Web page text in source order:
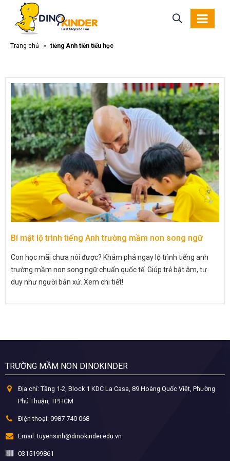
Trang chủ » tiếng Anh tiền tiểu học
Bí mật lộ trình tiếng Anh trường mầm non song ngữ
Con học mãi chưa nói được? Khám phá ngay lộ trình tiếng anh
trường mầm non song ngữ chuẩn quốc tế. Giúp trẻ bật âm, tư
duy như người bản xứ. Xem chi tiết!
TRƯỜNG MẦM NON DINOKINDER
Địa chỉ: Tầng 1-2, Block 1 KDC La Casa, 89 Hoàng Quốc Việt, Phường
Phú Thuận, TP.HCM
Điện thoại: 0987 740 068
Email: tuyensinh@dinokinder.edu.vn
0315199861